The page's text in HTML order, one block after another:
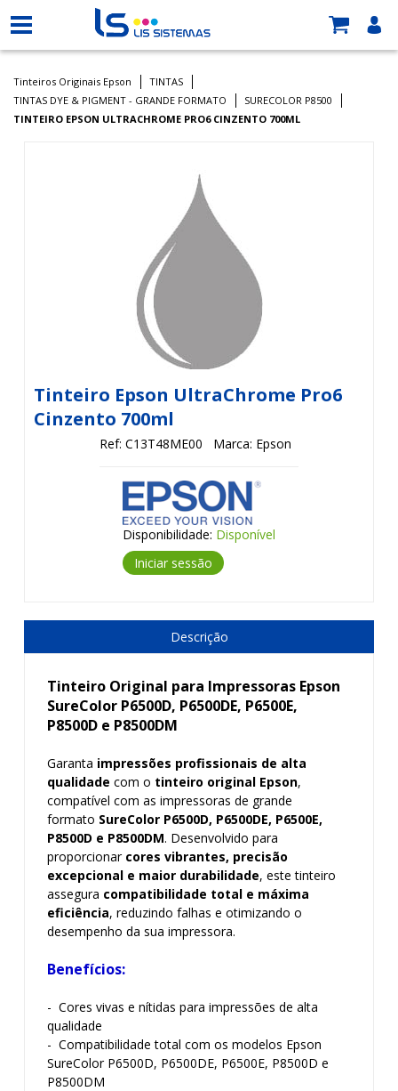
Tinteiros Originais Epson
TINTAS
TINTAS DYE & PIGMENT - GRANDE FORMATO
SURECOLOR P8500
TINTEIRO EPSON ULTRACHROME PRO6 CINZENTO 700ML
Tinteiro Epson UltraChrome Pro6
Cinzento 700ml
Ref: C13T48ME00 Marca: Epson
Disponibilidade: Disponível
Iniciar sessão
Descrição
Tinteiro Original para Impressoras Epson
SureColor P6500D, P6500DE, P6500E,
P8500D e P8500DM
Garanta impressões profissionais de alta
qualidade com o tinteiro original Epson,
compatível com as impressoras de grande
formato SureColor P6500D, P6500DE, P6500E,
P8500D e P8500DM. Desenvolvido para
proporcionar cores vibrantes, precisão
excepcional e maior durabilidade, este tinteiro
assegura compatibilidade total e máxima
eficiência, reduzindo falhas e otimizando o
desempenho da sua impressora.
Benefícios:
- Cores vivas e nítidas para impressões de alta
qualidade
- Compatibilidade total com os modelos Epson
SureColor P6500D, P6500DE, P6500E, P8500D e
P8500DM